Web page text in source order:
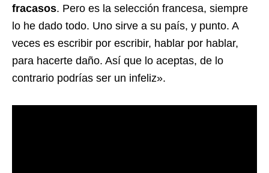
fracasos. Pero es la selección francesa, siempre
lo he dado todo. Uno sirve a su país, y punto. A
veces es escribir por escribir, hablar por hablar,
para hacerte daño. Así que lo aceptas, de lo
contrario podrías ser un infeliz».